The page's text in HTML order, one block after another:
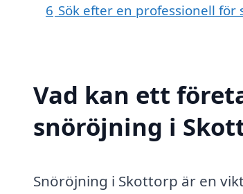
6 Sök efter en professionell
Vad kan ett
snöröjning i
Snöröjning i Skottorp är en